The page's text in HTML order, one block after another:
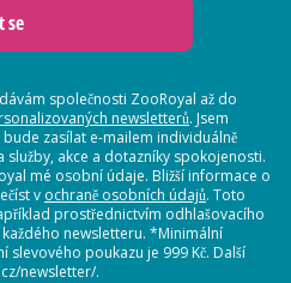
se
společnosti ZooRoyal až do
newsletterů. Jsem
zasílat e-mailem individuálně
akce a dotazníky spokojenosti.
mé osobní údaje. Bližší informace o
v ochraně osobních údajů. Toto
prostřednictvím odhlašovacího
newsletteru. *Minimální
poukazu je 999 Kč. Další
newsletter/.